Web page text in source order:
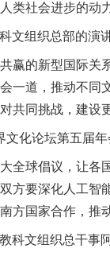
类社会进步的动
组织总部的演
的新型国际关
一道，推动不
共同挑战，建设
化论坛第五届年
球倡议，让各
方要深化人工
方国家合作，推
文组织总干事
一纸欠条伤亲情